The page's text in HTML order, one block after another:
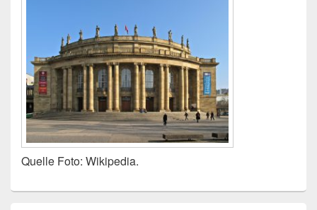
Quelle Foto: Wikipedia.